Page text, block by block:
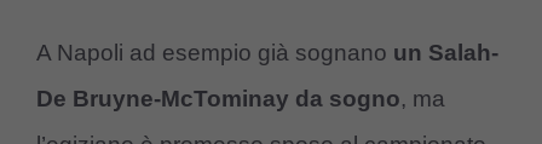
A Napoli ad esempio già sognano un Salah-
De Bruyne-McTominay da sogno, ma